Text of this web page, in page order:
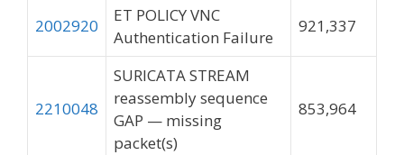
2002920
ET POLICY VNC
Authentication Failure
921,337
2210048
SURICATA STREAM
reassembly sequence
GAP — missing
packet(s)
853,964